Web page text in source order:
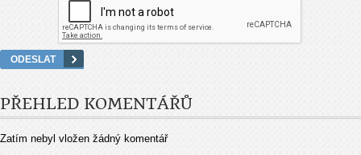
PŘEHLED KOMENTÁŘŮ
Zatím nebyl vložen žádný komentář